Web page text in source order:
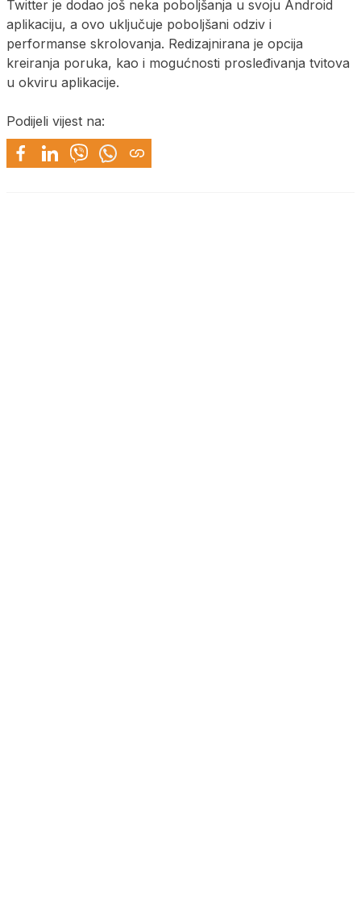
Twitter je dodao još neka poboljšanja u svoju Android
aplikaciju, a ovo uključuje poboljšani odziv i
performanse skrolovanja. Redizajnirana je opcija
kreiranja poruka, kao i mogućnosti prosleđivanja tvitova
u okviru aplikacije.
Podijeli vijest na: